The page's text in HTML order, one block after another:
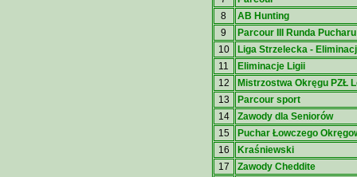
8
AB Hunting
9
Parcour III Runda
10
Liga Strzelecka -
11
Eliminacje Ligii
12
Mistrzostwa Okręgu PZŁ
13
Parcour sport
14
Zawody dla Seniorów
15
Puchar Łowczego
16
Kraśniewski
17
Zawody Cheddite